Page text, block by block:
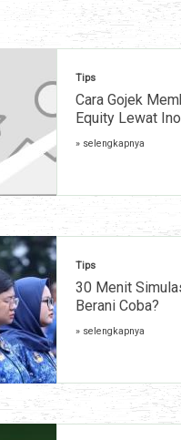
Tips
Cara Gojek
Equity Lewat
» selengkapnya
Tips
30 Menit
Berani Coba?
» selengkapnya